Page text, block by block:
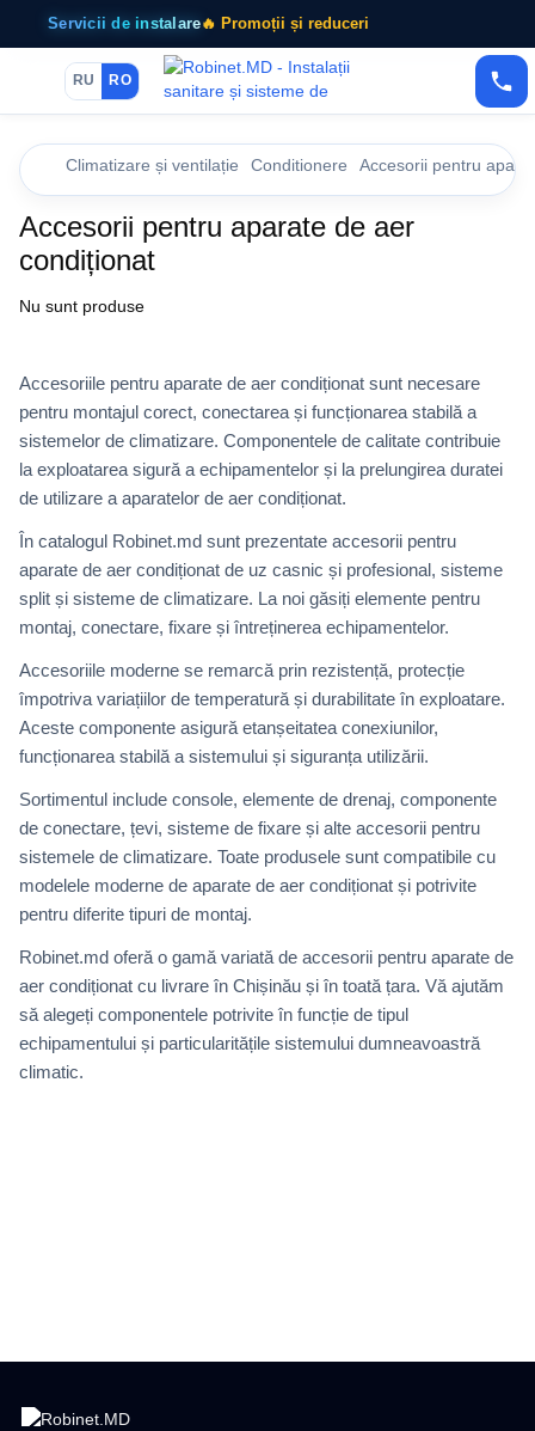
Servicii de instalare🔥 Promoții și reduceri
RU RO
Climatizare și ventilație Conditionere Accesorii pentru
Accesorii pentru aparate de aer
condiționat
Nu sunt produse
Accesoriile pentru aparate de aer condiționat sunt necesare
pentru montajul corect, conectarea și funcționarea stabilă a
sistemelor de climatizare. Componentele de calitate contribuie
la exploatarea sigură a echipamentelor și la prelungirea duratei
de utilizare a aparatelor de aer condiționat.
În catalogul Robinet.md sunt prezentate accesorii pentru
aparate de aer condiționat de uz casnic și profesional, sisteme
split și sisteme de climatizare. La noi găsiți elemente pentru
montaj, conectare, fixare și întreținerea echipamentelor.
Accesoriile moderne se remarcă prin rezistență, protecție
împotriva variațiilor de temperatură și durabilitate în exploatare.
Aceste componente asigură etanșeitatea conexiunilor,
funcționarea stabilă a sistemului și siguranța utilizării.
Sortimentul include console, elemente de drenaj, componente
de conectare, țevi, sisteme de fixare și alte accesorii pentru
sistemele de climatizare. Toate produsele sunt compatibile cu
modelele moderne de aparate de aer condiționat și potrivite
pentru diferite tipuri de montaj.
Robinet.md oferă o gamă variată de accesorii pentru aparate de
aer condiționat cu livrare în Chișinău și în toată țara. Vă ajutăm
să alegeți componentele potrivite în funcție de tipul
echipamentului și particularitățile sistemului dumneavoastră
climatic.